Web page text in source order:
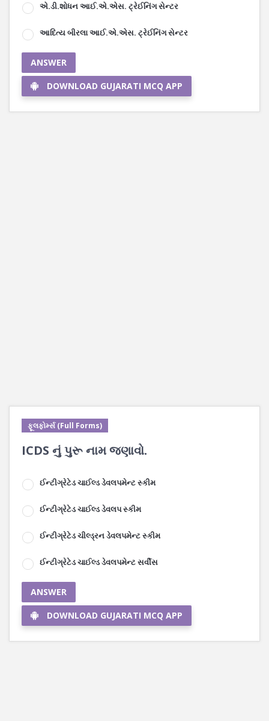
એ.ડી.શોધન આઈ.એ.એસ. ટ્રેઈનિંગ સેન્ટર
આદિત્ય બીરલા આઈ.એ.એસ. ટ્રેઈનિંગ સેન્ટર
ANSWER
DOWNLOAD GUJARATI MCQ APP
ફૂલફોર્મ્સ (Full Forms)
ICDS નું પુરૂ નામ જણાવો.
ઈન્ટીગ્રેટેડ ચાઈલ્ડ ડેવલપમેન્ટ સ્કીમ
ઈન્ટીગ્રેટેડ ચાઈલ્ડ ડેવલપ સ્કીમ
ઈન્ટીગ્રેટેડ ચીલ્ડ્રન ડેવલપમેન્ટ સ્કીમ
ઈન્ટીગ્રેટેડ ચાઈલ્ડ ડેવલપમેન્ટ સર્વીસ
ANSWER
DOWNLOAD GUJARATI MCQ APP